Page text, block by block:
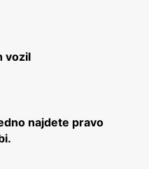
vozil
najdete pravo